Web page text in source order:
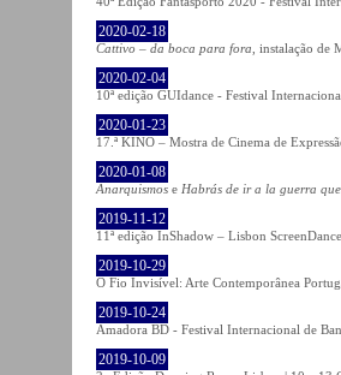
2020-02-18
Cattivo – da boca para fora , instalação
2020-02-04
10ª edição GUIdance - Festival
2020-01-23
17.ª KINO – Mostra de Cinema de
2020-01-08
Anarquismos e Habrás de ir a la guerra
2019-11-12
11ª edição InShadow – Lisbon
2019-10-29
O Fio Invisível: Arte Contemporânea
2019-10-24
Amadora BD - Festival Internacional de
2019-10-09